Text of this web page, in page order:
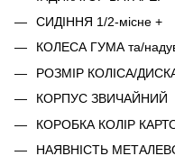
СИДІННЯ 1/2-місне +
КОЛЕСА ГУМА та/
РОЗМІР КОЛІСА/
КОРПУС ЗВИЧАЙНИЙ
КОРОБКА КОЛІР
НАЯВНІСТЬ